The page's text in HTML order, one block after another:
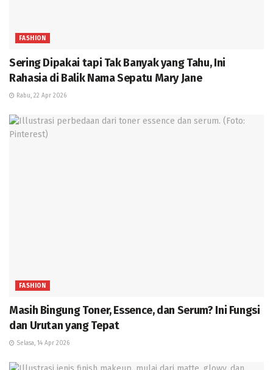
FASHION
Sering Dipakai tapi Tak Banyak yang Tahu, Ini
Rahasia di Balik Nama Sepatu Mary Jane
Rabu, 22 Apr 2026
FASHION
Masih Bingung Toner, Essence, dan Serum? Ini Fungsi
dan Urutan yang Tepat
Selasa, 14 Apr 2026